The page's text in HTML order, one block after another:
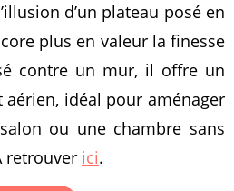
d’un plateau posé en
plus en valeur la finesse
contre un mur, il offre un
idéal pour aménager
ou une chambre sans
retrouver ici.